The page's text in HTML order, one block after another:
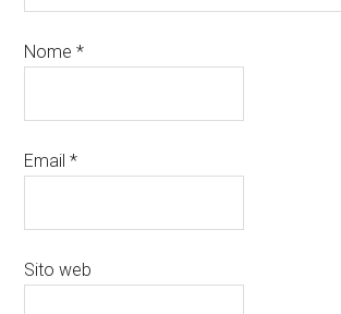
Nome*
Email*
Sito web